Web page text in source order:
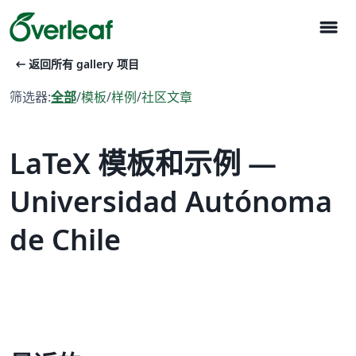
menu
arrow_left_alt 返回所有 gallery 项目
筛选器:全部/模板/样例/社区文章
LaTeX 模板和示例 —
Universidad Autónoma
de Chile